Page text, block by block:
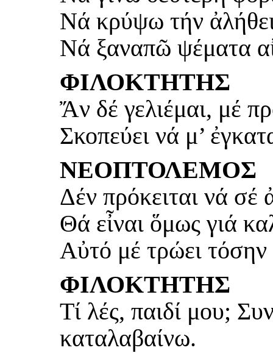
Νά κρύψω τήν
Νά ξαναπῶ ψέματα
ΦΙΛΟΚΤΗΤΗΣ
Ἄν δέ γελιέμαι, μέ
Σκοπεύει νά μ’
ΝΕΟΠΤΟΛΕΜΟΣ
Δέν πρόκειται νά
Θά εἶναι ὅμως γιά
Αὐτό μέ τρώει
ΦΙΛΟΚΤΗΤΗΣ
Τί λές, παιδί μου;
καταλαβαίνω.